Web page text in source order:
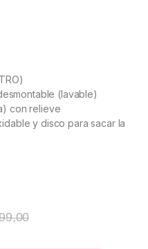
(lavable)
con relieve
y disco para sacar la